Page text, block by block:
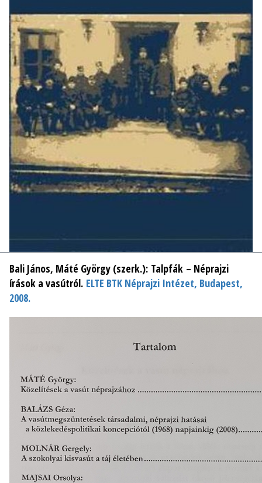
Bali János, Máté György (szerk.): Talpfák – Néprajzi
írások a vasútról. ELTE BTK Néprajzi Intézet, Budapest,
2008.